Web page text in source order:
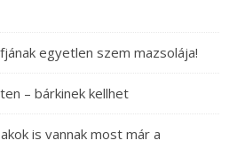
egyetlen szem mazsolája!
– bárkinek kellhet
is vannak most már a